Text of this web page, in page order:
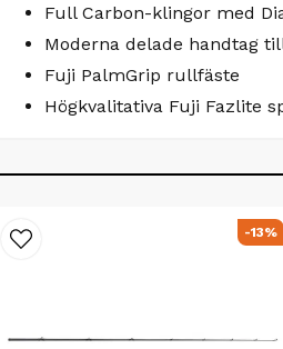
Full Carbon-klingor med
Moderna delade handtag
Fuji PalmGrip rullfäste
Högkvalitativa Fuji Fazlite
-13%